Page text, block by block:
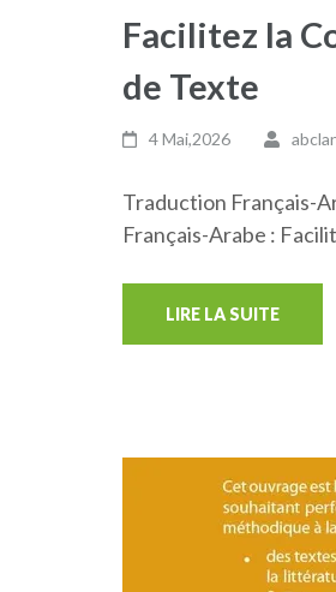
Facilitez la
de Texte
4 Mai,2026
Traduction Français-
Français-Arabe :
LIRE LA SUITE